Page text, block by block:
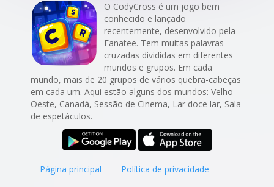
O CodyCross é um jogo bem
conhecido e lançado
recentemente, desenvolvido pela
Fanatee. Tem muitas palavras
cruzadas divididas em diferentes
mundos e grupos. Em cada
mundo, mais de 20 grupos de vários quebra-cabeças
em cada um. Aqui estão alguns dos mundos: Velho
Oeste, Canadá, Sessão de Cinema, Lar doce lar, Sala
de espetáculos.
Página principal Política de privacidade